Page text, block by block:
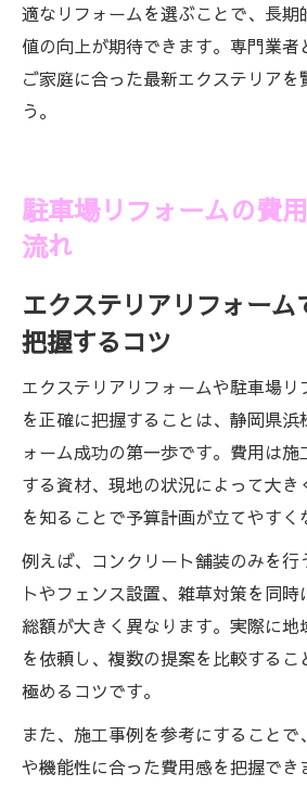
適なリフォームを選ぶことで、長期
値の向上が期待できます。専門業者
ご家庭に合った最新エクステリアを
う。
駐車場リフォームの費
流れ
エクステリアリフォーム
把握するコツ
エクステリアリフォームや駐車場
を正確に把握することは、静岡県浜
ォーム成功の第一歩です。費用は施
する資材、現地の状況によって大
を知ることで予算計画が立てやすく
例えば、コンクリート舗装のみを行
トやフェンス設置、雑草対策を同時
総額が大きく異なります。実際に地
を依頼し、複数の提案を比較する
極めるコツです。
また、施工事例を参考にすることで
や機能性に合った費用感を把握でき